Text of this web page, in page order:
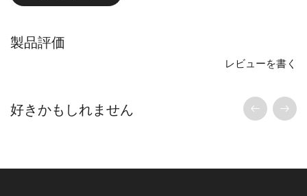
製品評価
レビューを書く
好きかもしれません